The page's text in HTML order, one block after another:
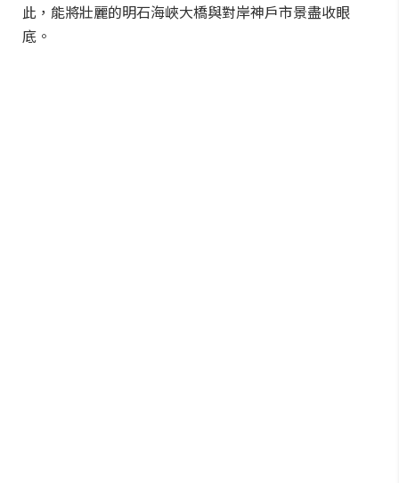
此，能將壯麗的明石海峽大橋與對岸神戶市景盡收眼
底。